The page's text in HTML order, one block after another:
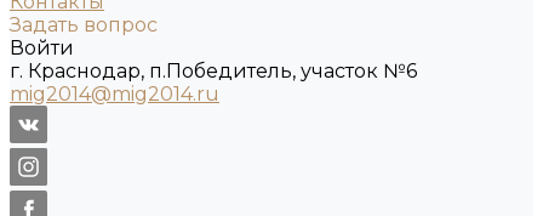
Задать вопрос
Войти
г. Краснодар, п.Победитель, участок №6
mig2014@mig2014.ru